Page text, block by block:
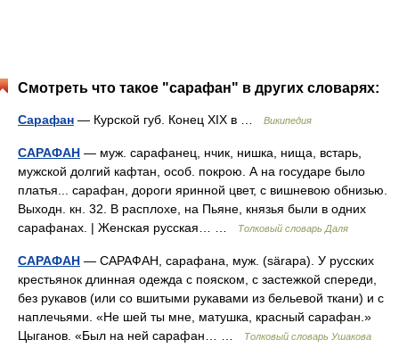
Смотреть что такое "сарафан" в других словарях:
Сарафан — Курской губ. Конец XIX в … Википедия
САРАФАН — муж. сарафанец, нчик, нишка, нища, встарь,
мужской долгий кафтан, особ. покрою. А на государе было
платья... сарафан, дороги яринной цвет, с вишневою обнизью.
Выходн. кн. 32. В расплохе, на Пьяне, князья были в одних
сарафанах. | Женская русская… …
Толковый словарь Даля
САРАФАН — САРАФАН, сарафана, муж. (särapa). У русских
крестьянок длинная одежда с пояском, с застежкой спереди,
без рукавов (или со вшитыми рукавами из бельевой ткани) и с
наплечьями. «Не шей ты мне, матушка, красный сарафан.»
Цыганов. «Был на ней сарафан… …
Толковый словарь Ушакова